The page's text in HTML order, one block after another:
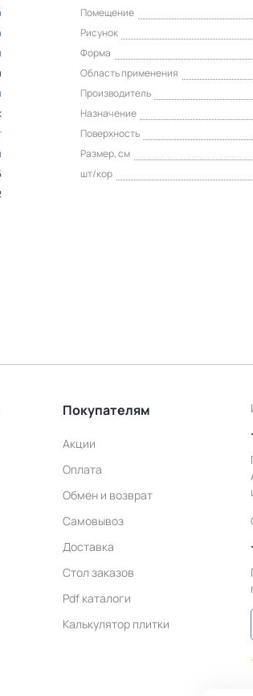
Помещение
Рисунок
Форма
Область применения
Производитель
Назначение
Поверхность
Размер, см
шт/кор
Покупателям
Акции
Оплата
Обмен и возврат
Самовывоз
Доставка
Стол заказов
Pdf каталоги
Калькулятор плитки